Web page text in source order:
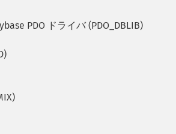
PDO ドライバ (PDO_DBLIB)